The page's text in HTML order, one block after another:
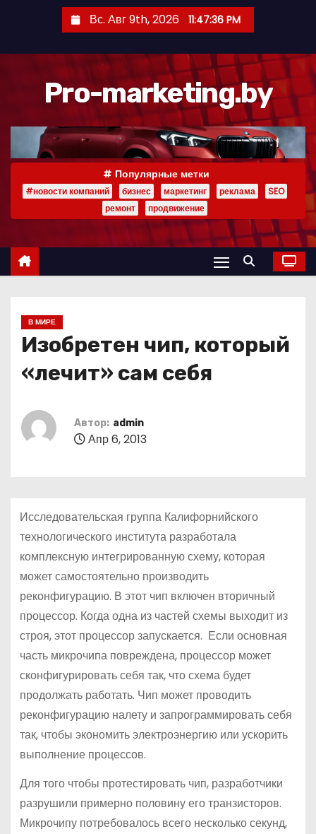
р
Вс. Авг 9th, 2026 11:47:37 PM
Pro-marketing.by
Популярные метки
#новости компаний бизнес маркетинг реклама
SEO
ремонт
продвижение
В МИРЕ
Изобретен чип, который
«лечит» сам себя
Автор: admin
Апр 6, 2013
Исследовательская группа Калифорнийского
технологического института разработала
комплексную интегрированную схему, которая
может самостоятельно производить
реконфигурацию. В этот чип включен вторичный
процессор. Когда одна из частей схемы выходит из
строя, этот процессор запускается. Если основная
часть микрочипа повреждена, процессор может
сконфигурировать себя так, что схема будет
продолжать работать. Чип может проводить
реконфигурацию налету и запрограммировать себя
так, чтобы экономить электроэнергию или ускорить
выполнение процессов.
Для того чтобы протестировать чип, разработчики
разрушили примерно половину его транзисторов.
Микрочипу потребовалось всего несколько секунд,